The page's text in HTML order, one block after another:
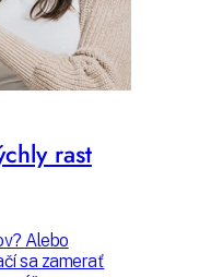
rast
Alebo
sa zamerať